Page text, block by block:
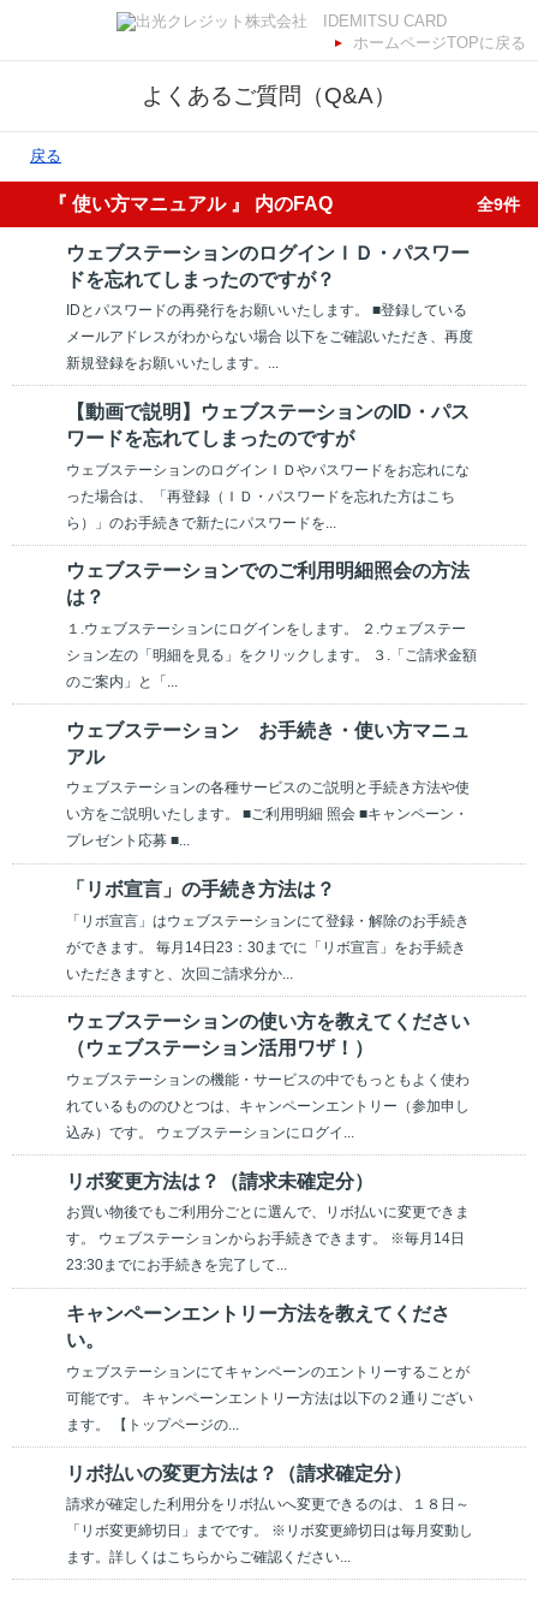
ホームページTOPに戻る
よくあるご質問（Q&A）
戻る
『 使い方マニュアル 』 内のFAQ 全9件
ウェブステーションのログインＩＤ・パスワー
ドを忘れてしまったのですが？
IDとパスワードの再発行をお願いいたします。 ■登録している
メールアドレスがわからない場合 以下をご確認いただき、再度
新規登録をお願いいたします。...
【動画で説明】ウェブステーションのID・パス
ワードを忘れてしまったのですが
ウェブステーションのログインＩＤやパスワードをお忘れにな
った場合は、「再登録（ＩＤ・パスワードを忘れた方はこち
ら）」のお手続きで新たにパスワードを...
ウェブステーションでのご利用明細照会の方法
は？
１.ウェブステーションにログインをします。 ２.ウェブステー
ション左の「明細を見る」をクリックします。 ３.「ご請求金額
のご案内」と「...
ウェブステーション お手続き・使い方マニュ
アル
ウェブステーションの各種サービスのご説明と手続き方法や使
い方をご説明いたします。 ■ご利用明細 照会 ■キャンペーン・
プレゼント応募 ■...
「リボ宣言」の手続き方法は？
「リボ宣言」はウェブステーションにて登録・解除のお手続き
ができます。 毎月14日23：30までに「リボ宣言」をお手続き
いただきますと、次回ご請求分か...
ウェブステーションの使い方を教えてください
（ウェブステーション活用ワザ！）
ウェブステーションの機能・サービスの中でもっともよく使わ
れているもののひとつは、キャンペーンエントリー（参加申し
込み）です。 ウェブステーションにログイ...
リボ変更方法は？（請求未確定分）
お買い物後でもご利用分ごとに選んで、リボ払いに変更できま
す。 ウェブステーションからお手続きできます。 ※毎月14日
23:30までにお手続きを完了して...
キャンペーンエントリー方法を教えてくださ
い。
ウェブステーションにてキャンペーンのエントリーすることが
可能です。 キャンペーンエントリー方法は以下の２通りござい
ます。 【トップページの...
リボ払いの変更方法は？（請求確定分）
請求が確定した利用分をリボ払いへ変更できるのは、１８日～
「リボ変更締切日」までです。 ※リボ変更締切日は毎月変動し
ます。詳しくはこちらからご確認ください...